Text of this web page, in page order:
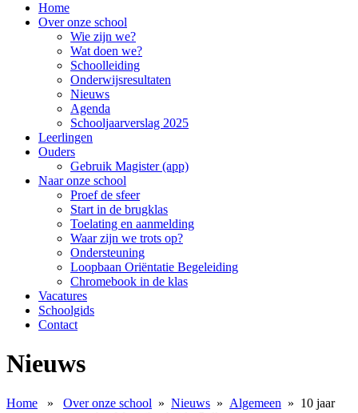
Home
Over onze school
Wie zijn we?
Wat doen we?
Schoolleiding
Onderwijsresultaten
Nieuws
Agenda
Schooljaarverslag 2025
Leerlingen
Ouders
Gebruik Magister (app)
Naar onze school
Proef de sfeer
Start in de brugklas
Toelating en aanmelding
Waar zijn we trots op?
Ondersteuning
Loopbaan Oriëntatie Begeleiding
Chromebook in de klas
Vacatures
Schoolgids
Contact
Nieuws
Home » Over onze school » Nieuws » Algemeen » 10 jaar